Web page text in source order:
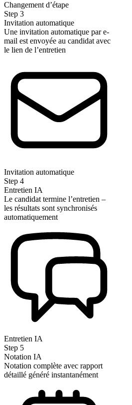
Changement d’étape
Step 3
Invitation automatique
Une invitation automatique par e-
mail est envoyée au candidat avec
le lien de l’entretien
Invitation automatique
Step 4
Entretien IA
Le candidat termine l’entretien –
les résultats sont synchronisés
automatiquement
Entretien IA
Step 5
Notation IA
Notation complète avec rapport
détaillé généré instantanément